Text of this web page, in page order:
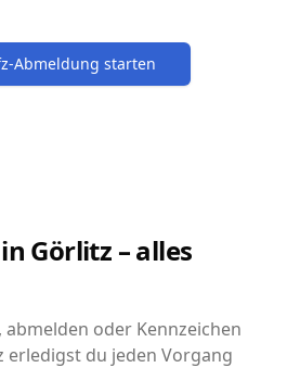
Abmeldung starten
Görlitz – alles
oder Kennzeichen
erledigst du jeden Vorgang